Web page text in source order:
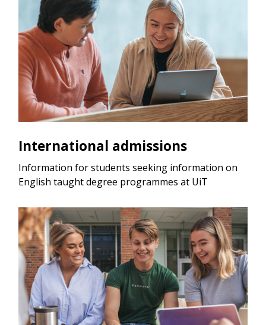
International admissions
Information for students seeking information on
English taught degree programmes at UiT